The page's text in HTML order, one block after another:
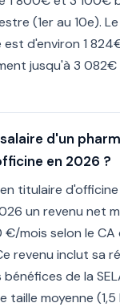
(1er au 10e).
est d'environ 1
jusqu'à 3 082€
d'un
en 2026 ?
titulaire
un revenu net
mois selon le CA
revenu inclut sa
de la
taille moyenne